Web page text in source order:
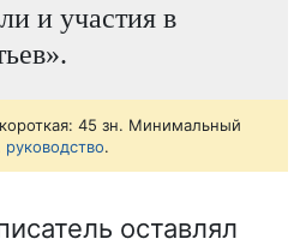
и участия в
45 зн. Минимальный
руководство.
оставлял